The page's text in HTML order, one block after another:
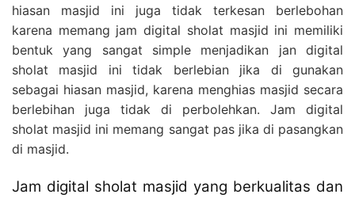
hiasan masjid ini juga tidak terkesan berlebohan
karena memang jam digital sholat masjid ini memiliki
bentuk yang sangat simple menjadikan jan digital
sholat masjid ini tidak berlebian jika di gunakan
sebagai hiasan masjid, karena menghias masjid secara
berlebihan juga tidak di perbolehkan. Jam digital
sholat masjid ini memang sangat pas jika di pasangkan
di masjid.
Jam digital sholat masjid yang berkualitas dan